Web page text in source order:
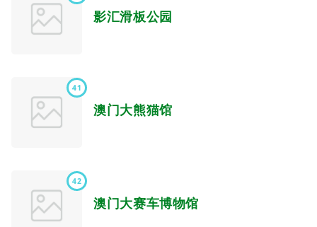
影汇滑板公园
41
澳门大熊猫馆
42
澳门大赛车博物馆